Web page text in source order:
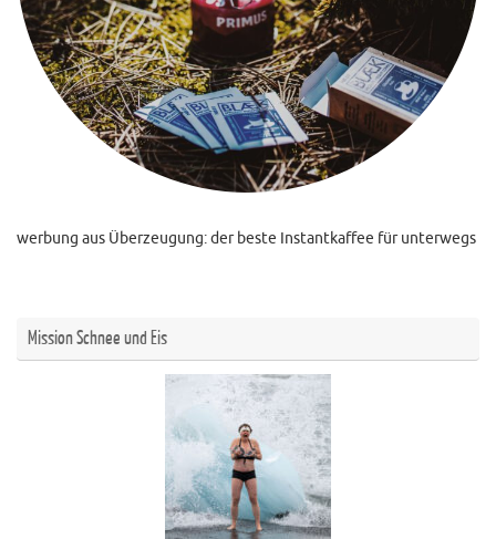
werbung aus Überzeugung: der beste Instantkaffee für unterwegs
Mission Schnee und Eis